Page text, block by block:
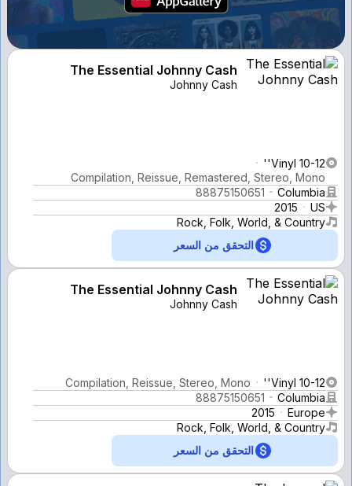
The Essential Johnny Cash
Johnny Cash
Vinyl 10-12''
Compilation, Reissue, Remastered, Stereo, Mono
Columbia
88875150651
US
2015
Rock, Folk, World, & Country
التحقق من السعر
The Essential Johnny Cash
Johnny Cash
Vinyl 10-12''
Compilation, Reissue, Stereo, Mono
Columbia
88875150651
Europe
2015
Rock, Folk, World, & Country
التحقق من السعر